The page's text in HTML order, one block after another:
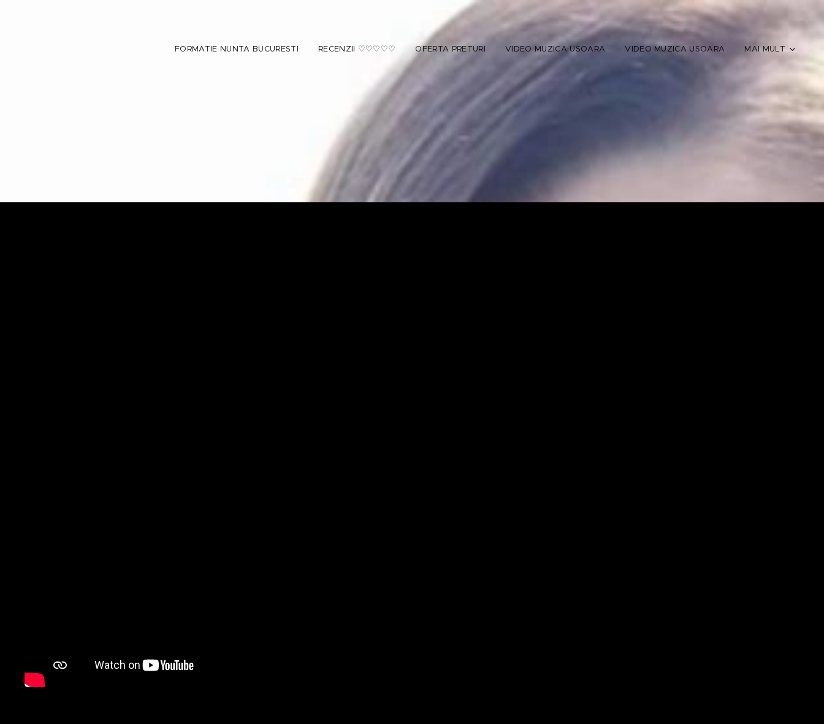
FORMATIE NUNTA BUCURESTI RECENZII ♡♡♡♡♡ OFERTA PRETURI VIDEO MUZICA USOARA VIDEO MUZICA USOARA MAI MULT